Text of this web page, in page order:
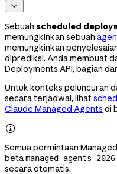

Sebuah scheduled
memungkinkan sebuah agen
memungkinkan
diprediksi. Anda membuat
Deployments API, bagian
Untuk konteks peluncuran
secara terjadwal, lihat
Claude Managed Agents di

Semua permintaan
betamanaged-agents-
secara otomatis.